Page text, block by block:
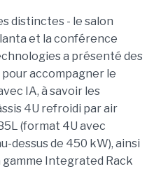
distinctes - le salon
et la conférence
a présenté des
accompagner le
IA, à savoir les
4U refroidi par air
(format 4U avec
dessus de 450 kW), ainsi
gamme Integrated Rack